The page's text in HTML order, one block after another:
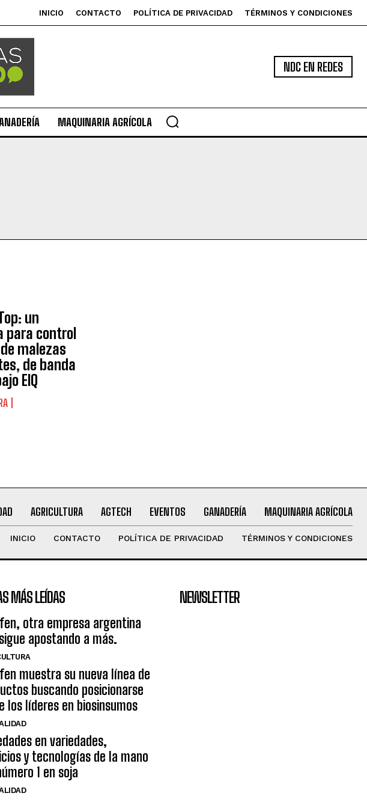
INICIO CONTACTO POLÍTICA DE PRIVACIDAD TÉRMINOS Y CONDICIONES
NDC EN REDES
MAQUINARIA AGRÍCOLA
un
para control
malezas
de banda
EIQ
AGRICULTURA AGTECH EVENTOS GANADERÍA MAQUINARIA AGRÍCOLA
INICIO CONTACTO POLÍTICA DE PRIVACIDAD TÉRMINOS Y CONDICIONES
MÁS LEÍDAS
otra empresa argentina
apostando a más.
muestra su nueva línea de
buscando posicionarse
los líderes en biosinsumos
en variedades,
y tecnologías de la mano
1 en soja
NEWSLETTER